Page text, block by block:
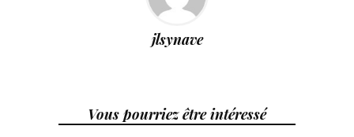
jlsynave
Vous pourriez être intéressé